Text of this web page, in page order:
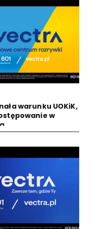
warunku UOKiK,
w